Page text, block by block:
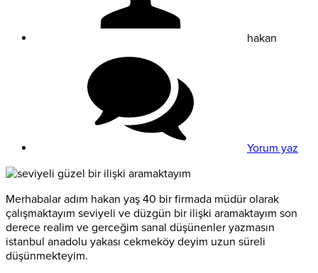
hakan
Yorum yaz
Merhabalar adım hakan yaş 40 bir firmada müdür olarak
çalışmaktayım seviyeli ve düzgün bir ilişki aramaktayım son
derece realim ve gerceğim sanal düşünenler yazmasın
istanbul anadolu yakası cekmeköy deyim uzun süreli
düşünmekteyim.